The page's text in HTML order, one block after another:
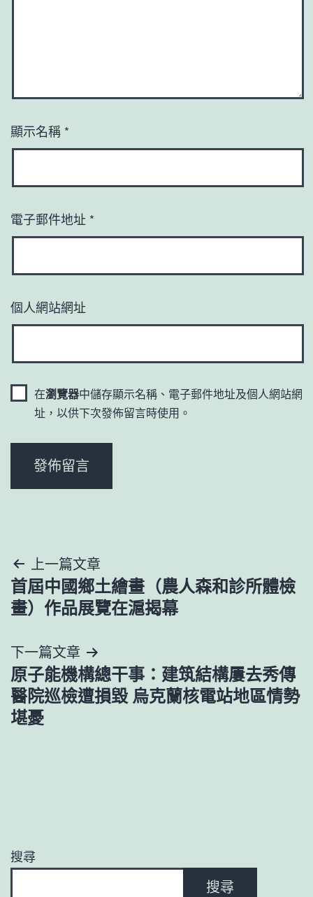
顯示名稱 *
電子郵件地址 *
個人網站網址
在瀏覽器中儲存顯示名稱、電子郵件地址及個人網站網
址，以供下次發佈留言時使用。
文
章
覽
上一篇文章
首屆中國鄉土繪畫（農人森和診所體檢
畫）作品展覽在滬揭幕
下一篇文章
原子能機構總干事：建筑結構屢去秀傳
醫院巡檢遭損毀 烏克蘭核電站地區情勢
堪憂
搜尋
搜尋